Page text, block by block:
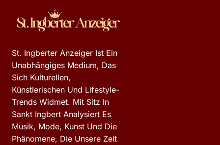
St. Ingberter Anzeiger Ist Ein
Unabhängiges Medium, Das
Sich Kulturellen,
Künstlerischen Und Lifestyle-
Trends Widmet. Mit Sitz In
Sankt Ingbert Analysiert Es
Musik, Mode, Kunst Und Die
Phänomene, Die Unsere Zeit